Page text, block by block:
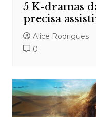
5 K-dramas
precisa
Alice Rodrigues
0